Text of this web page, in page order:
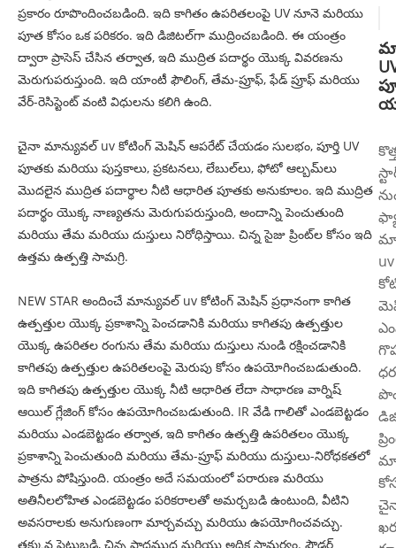
ప్రకారం రూపొందించబడింది. ఇది కాగితం ఉపరితలంపై UV నూనె మరియు
పూత కోసం ఒక పరికరం. ఇది డిజిటల్‌గా ముద్రించబడింది. ఈ యంత్రం
ద్వారా ప్రాసెస్ చేసిన తర్వాత, ఇది ముద్రిత పదార్థం యొక్క వివరణను
మెరుగుపరుస్తుంది. ఇది యాంటీ ఫౌలింగ్, తేమ-ప్రూఫ్, ఫేడ్ ప్రూఫ్ మరియు
వేర్-రెసిస్టెంట్ వంటి విధులను కలిగి ఉంది.
చైనా మాన్యువల్ uv కోటింగ్ మెషిన్ ఆపరేట్ చేయడం సులభం, పూర్తి UV
పూతకు మరియు పుస్తకాలు, ప్రకటనలు, లేబుల్‌లు, ఫోటో ఆల్బమ్‌లు
మొదలైన ముద్రిత పదార్థాల నీటి ఆధారిత పూతకు అనుకూలం. ఇది ముద్రిత
పదార్థం యొక్క నాణ్యతను మెరుగుపరుస్తుంది, అందాన్ని పెంచుతుంది
మరియు తేమ మరియు దుస్తులు నిరోధిస్తాయి. చిన్న సైజు ప్రింట్‌ల కోసం ఇది
ఉత్తమ ఉత్పత్తి సామగ్రి.
NEW STAR అందించే మాన్యువల్ uv కోటింగ్ మెషిన్ ప్రధానంగా కాగిత
ఉత్పత్తుల యొక్క ప్రకాశాన్ని పెంచడానికి మరియు కాగితపు ఉత్పత్తుల
యొక్క ఉపరితల రంగును తేమ మరియు దుస్తులు నుండి రక్షించడానికి
కాగితపు ఉత్పత్తుల ఉపరితలంపై మెరుపు కోసం ఉపయోగించబడుతుంది.
ఇది కాగితపు ఉత్పత్తుల యొక్క నీటి ఆధారిత లేదా సాధారణ వార్నిష్
ఆయిల్ గ్లేజింగ్ కోసం ఉపయోగించబడుతుంది. IR వేడి గాలితో ఎండబెట్టడం
మరియు ఎండబెట్టడం తర్వాత, ఇది కాగితం ఉత్పత్తి ఉపరితలం యొక్క
ప్రకాశాన్ని పెంచుతుంది మరియు తేమ-ప్రూఫ్ మరియు దుస్తులు-నిరోధకతలో
పాత్రను పోషిస్తుంది. యంత్రం అదే సమయంలో పరారుణ మరియు
అతినీలలోహిత ఎండబెట్టడం పరికరాలతో అమర్చబడి ఉంటుంది, వీటిని
అవసరాలకు అనుగుణంగా మార్చవచ్చు మరియు ఉపయోగించవచ్చు.
తక్కువ పెట్టుబడి, చిన్న పాదముద్ర మరియు అధిక సామర్థ్యం. పౌడర్
uv